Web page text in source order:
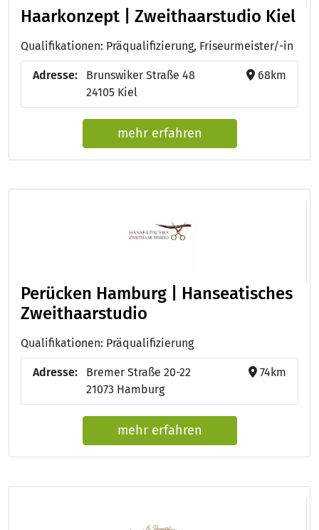
Haarkonzept | Zweithaarstudio Kiel
Qualifikationen: Präqualifizierung, Friseurmeister/-in
Adresse:
Brunswiker Straße 48
24105 Kiel
68km
mehr erfahren
Perücken Hamburg | Hanseatisches
Zweithaarstudio
Qualifikationen: Präqualifizierung
Adresse:
Bremer Straße 20-22
21073 Hamburg
74km
mehr erfahren